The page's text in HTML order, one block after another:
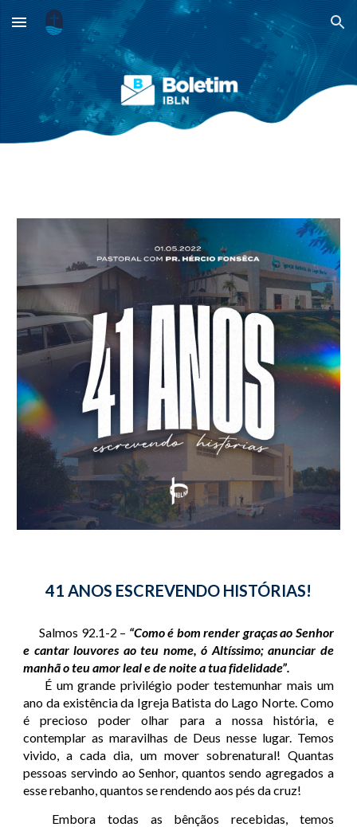
Skip to main content Skip to navigation
41 ANOS ESCREVENDO HISTÓRIAS!
Salmos 92.1-2 – “Como é bom render graças ao Senhor
e cantar louvores ao teu nome, ó Altíssimo; anunciar de
manhã o teu amor leal e de noite a tua fidelidade”.
É um grande privilégio poder testemunhar mais um
ano da existência da Igreja Batista do Lago Norte. Como
é precioso poder olhar para a nossa história, e
contemplar as maravilhas de Deus nesse lugar. Temos
vivido, a cada dia, um mover sobrenatural! Quantas
pessoas servindo ao Senhor, quantos sendo agregados a
esse rebanho, quantos se rendendo aos pés da cruz!
Embora todas as bênçãos recebidas, temos